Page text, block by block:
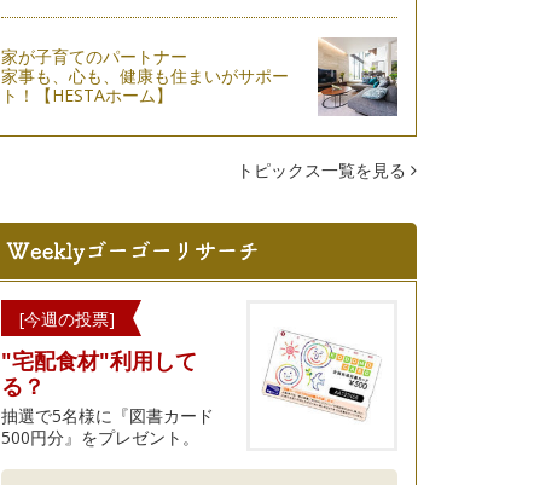
家が子育てのパートナー
家事も、心も、健康も住まいがサポー
ト！【HESTAホーム】
トピックス一覧を見る
[今週の投票]
"宅配食材"利用して
る？
抽選で5名様に『図書カード
500円分』をプレゼント。